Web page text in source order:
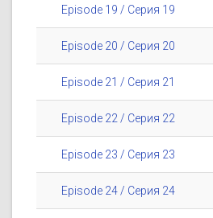
Episode 19 / Серия 19
Episode 20 / Серия 20
Episode 21 / Серия 21
Episode 22 / Серия 22
Episode 23 / Серия 23
Episode 24 / Серия 24